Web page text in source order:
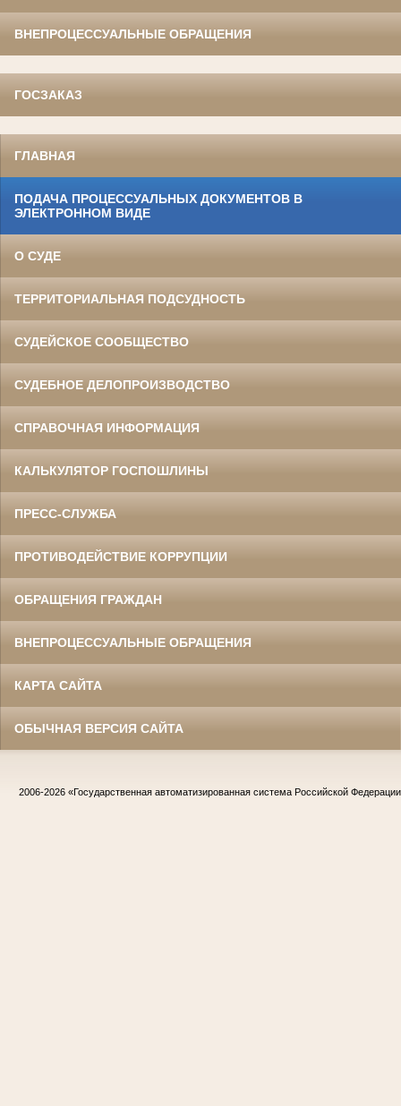
ВНЕПРОЦЕССУАЛЬНЫЕ ОБРАЩЕНИЯ
ГОСЗАКАЗ
ГЛАВНАЯ
ПОДАЧА ПРОЦЕССУАЛЬНЫХ ДОКУМЕНТОВ В
ЭЛЕКТРОННОМ ВИДЕ
О СУДЕ
ТЕРРИТОРИАЛЬНАЯ ПОДСУДНОСТЬ
СУДЕЙСКОЕ СООБЩЕСТВО
СУДЕБНОЕ ДЕЛОПРОИЗВОДСТВО
СПРАВОЧНАЯ ИНФОРМАЦИЯ
КАЛЬКУЛЯТОР ГОСПОШЛИНЫ
ПРЕСС-СЛУЖБА
ПРОТИВОДЕЙСТВИЕ КОРРУПЦИИ
ОБРАЩЕНИЯ ГРАЖДАН
ВНЕПРОЦЕССУАЛЬНЫЕ ОБРАЩЕНИЯ
КАРТА САЙТА
ОБЫЧНАЯ ВЕРСИЯ САЙТА
2006-2026 «Государственная автоматизированная система Российской